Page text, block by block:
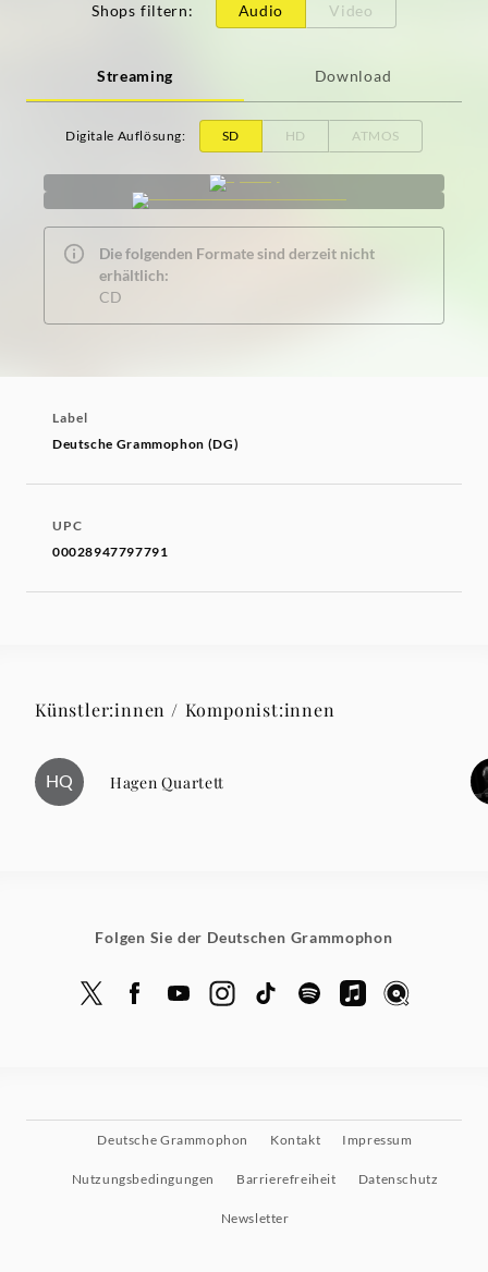
Shops filtern: Audio Video
Streaming Download
Digitale Auflösung: SD HD ATMOS
Die folgenden Formate sind derzeit nicht
erhältlich:
CD
Label
Deutsche Grammophon (DG)
UPC
00028947797791
Künstler:innen / Komponist:innen
HQ Hagen Quartett
Folgen Sie der Deutschen Grammophon
Deutsche Grammophon Kontakt Impressum
Nutzungsbedingungen Barrierefreiheit Datenschutz
Newsletter